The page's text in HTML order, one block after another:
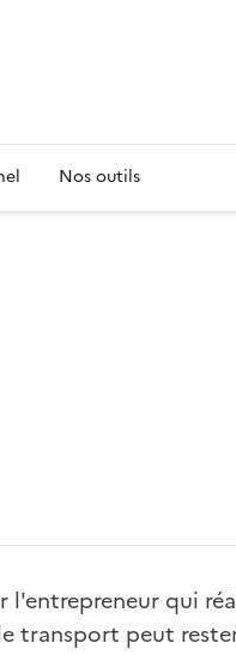
Nos outils
qui
transport peut